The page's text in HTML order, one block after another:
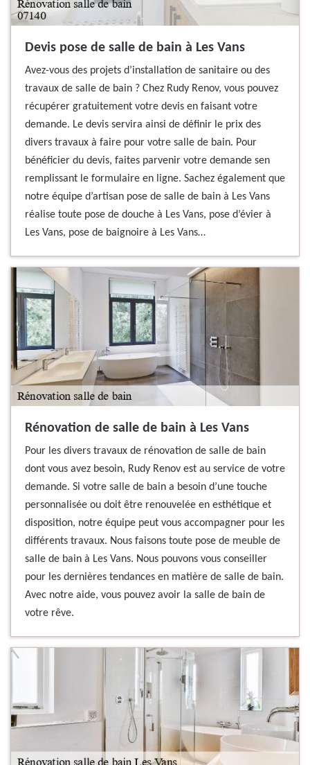
Devis pose de salle de bain à Les Vans
Avez-vous des projets d’installation de sanitaire ou des
travaux de salle de bain ? Chez Rudy Renov, vous pouvez
récupérer gratuitement votre devis en faisant votre
demande. Le devis servira ainsi de définir le prix des
divers travaux à faire pour votre salle de bain. Pour
bénéficier du devis, faites parvenir votre demande sen
remplissant le formulaire en ligne. Sachez également que
notre équipe d’artisan pose de salle de bain à Les Vans
réalise toute pose de douche à Les Vans, pose d’évier à
Les Vans, pose de baignoire à Les Vans…
Rénovation de salle de bain à Les Vans
Pour les divers travaux de rénovation de salle de bain
dont vous avez besoin, Rudy Renov est au service de votre
demande. Si votre salle de bain a besoin d’une touche
personnalisée ou doit être renouvelée en esthétique et
disposition, notre équipe peut vous accompagner pour les
différents travaux. Nous faisons toute pose de meuble de
salle de bain à Les Vans. Nous pouvons vous conseiller
pour les dernières tendances en matière de salle de bain.
Avec notre aide, vous pouvez avoir la salle de bain de
votre rêve.